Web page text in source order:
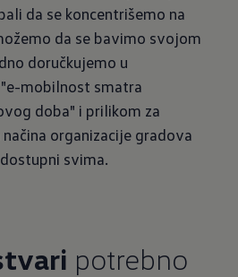
da se koncentrišemo na
da se bavimo svojom
doručkujemo u
mobilnost smatra
doba" i prilikom za
organizacije gradova
svima.
potrebno